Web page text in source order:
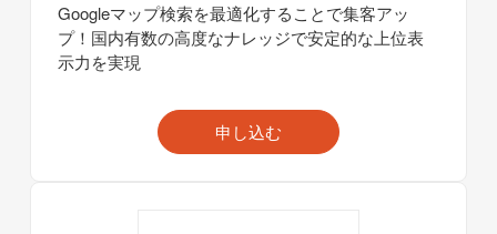
Googleマップ検索を最適化することで集客アッ
プ！国内有数の高度なナレッジで安定的な上位表
示力を実現
申し込む